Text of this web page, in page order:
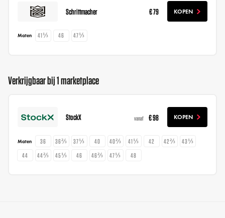
Schrittmacher € 79 KOPEN
Maten 41⅓ 46 47⅓
Verkrijgbaar bij 1 marketplace
StockX vanaf € 98 KOPEN
Maten 36 36⅔ 37⅓ 40 40⅔ 41⅓ 42 42⅔
43⅓
44
44⅔ 45⅓ 46 46⅔ 47⅓ 48